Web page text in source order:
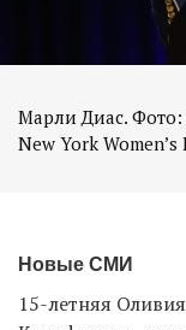
Марли Диас. Фото:
Новые СМИ
15-летняя